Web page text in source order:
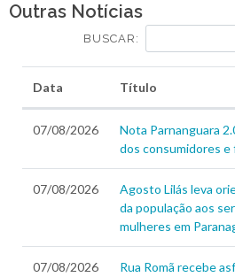
Outras Notícias
BUSCAR:
Data Título
07/08/2026
Nota Parnanguara
dos consumidores
07/08/2026
Agosto Lilás leva
da população aos
mulheres em
07/08/2026
Rua Romã recebe